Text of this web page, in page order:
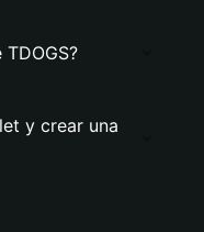
y crear una